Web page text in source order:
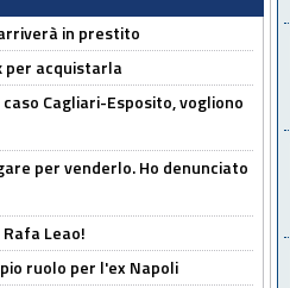
in prestito
per acquistarla
Cagliari-Esposito, vogliono
per venderlo. Ho denunciato
Leao!
ruolo per l'ex Napoli